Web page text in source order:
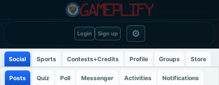
Login Sign up ⚙
Social Sports Contests+Credits Profile Groups Store
Posts Quiz Poll Messenger Activities Notifications